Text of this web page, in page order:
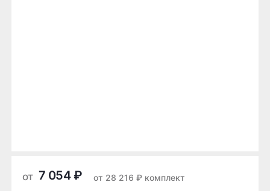
от 7 054 ₽ от 28 216 ₽ комплект